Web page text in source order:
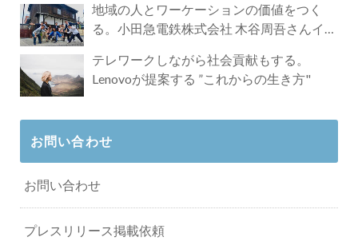
地域の人とワーケーションの価値をつく
る。小田急電鉄株式会社 木谷周吾さんイン
テレワークしながら社会貢献もする。
Lenovoが提案する ”これからの生き方"
お問い合わせ
お問い合わせ
プレスリリース掲載依頼